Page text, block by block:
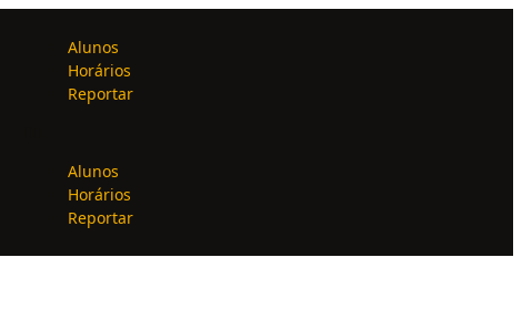
Alunos
Horários
Reportar
Alunos
Horários
Reportar